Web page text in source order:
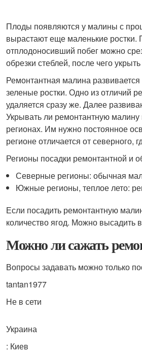
Плоды появляются у малины с
вырастают еще маленькие
отплодоносивший побег можно
обрезки стеблей, после чего
Ремонтантная малина
зеленые ростки. Одно из отличий
удаляется сразу же. Далее
Укрывать ли ремонтантную
регионах. Им нужно постоянное
регионе отличается от
Регионы посадки ремонтантной и
Северные регионы: обычная
Южные регионы, теплое лето:
Если посадить ремонтантную
количество ягод. Можно высадить
Можно ли сажать
Вопросы задавать можно только
tantan1977
Не в сети
Украина
: Киев